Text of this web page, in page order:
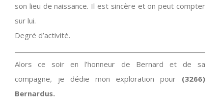
son lieu de naissance. Il est sincère et on peut compter
sur lui.
Degré d’activité.
Alors ce soir en l’honneur de Bernard et de sa
compagne, je dédie mon exploration pour (3266)
Bernardus.